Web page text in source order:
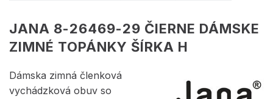
JANA 8-26469-29 ČIERNE DÁMSKE
ZIMNÉ TOPÁNKY ŠÍRKA H
Dámska zimná členková
vychádzková obuv so